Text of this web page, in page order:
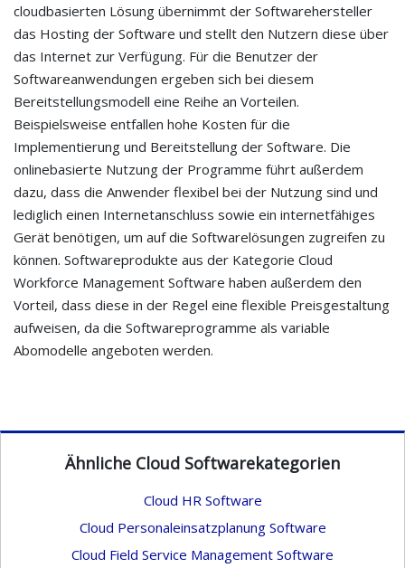
cloudbasierten Lösung übernimmt der Softwarehersteller
das Hosting der Software und stellt den Nutzern diese über
das Internet zur Verfügung. Für die Benutzer der
Softwareanwendungen ergeben sich bei diesem
Bereitstellungsmodell eine Reihe an Vorteilen.
Beispielsweise entfallen hohe Kosten für die
Implementierung und Bereitstellung der Software. Die
onlinebasierte Nutzung der Programme führt außerdem
dazu, dass die Anwender flexibel bei der Nutzung sind und
lediglich einen Internetanschluss sowie ein internetfähiges
Gerät benötigen, um auf die Softwarelösungen zugreifen zu
können. Softwareprodukte aus der Kategorie Cloud
Workforce Management Software haben außerdem den
Vorteil, dass diese in der Regel eine flexible Preisgestaltung
aufweisen, da die Softwareprogramme als variable
Abomodelle angeboten werden.
Ähnliche Cloud Softwarekategorien
Cloud HR Software
Cloud Personaleinsatzplanung Software
Cloud Field Service Management Software